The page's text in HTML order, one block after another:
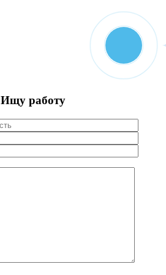
Ищу работу